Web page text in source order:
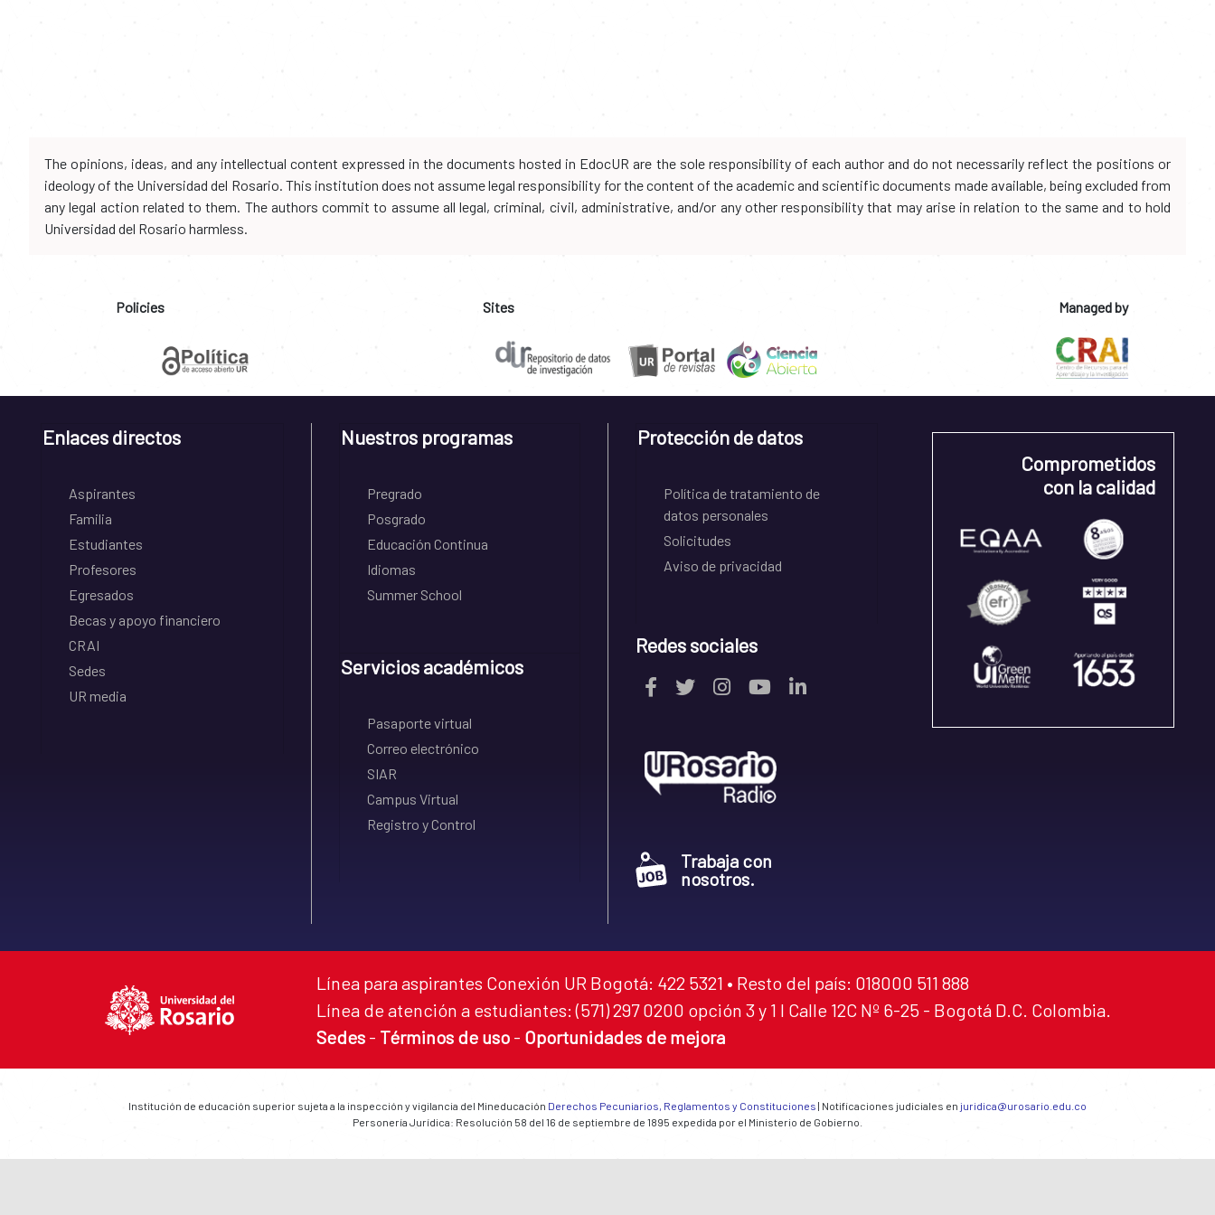
The opinions, ideas, and any intellectual content expressed in the documents hosted in EdocUR are the sole responsibility of each author and do not necessarily reflect the positions or
ideology of the Universidad del Rosario. This institution does not assume legal responsibility for the content of the academic and scientific documents made available, being excluded from
any legal action related to them. The authors commit to assume all legal, criminal, civil, administrative, and/or any other responsibility that may arise in relation to the same and to hold
Universidad del Rosario harmless.
Policies Sites Managed by
Enlaces directos
Aspirantes
Familia
Estudiantes
Profesores
Egresados
Becas y apoyo financiero
CRAI
Sedes
UR media
Nuestros programas
Pregrado
Posgrado
Educación Continua
Idiomas
Summer School
Servicios académicos
Pasaporte virtual
Correo electrónico
SIAR
Campus Virtual
Registro y Control
Protección de datos
Política de tratamiento de
datos personales
Solicitudes
Aviso de privacidad
Redes sociales
Trabaja con
nosotros.
Comprometidos
con la calidad
Línea para aspirantes Conexión UR Bogotá: 422 5321 • Resto del país: 018000 511 888
Línea de atención a estudiantes: (571) 297 0200 opción 3 y 1 I Calle 12C Nº 6-25 - Bogotá D.C. Colombia.
Sedes - Términos de uso - Oportunidades de mejora
Institución de educación superior sujeta a la inspección y vigilancia del Mineducación Derechos Pecuniarios, Reglamentos y Constituciones | Notificaciones judiciales en juridica@urosario.edu.co
Personería Jurídica: Resolución 58 del 16 de septiembre de 1895 expedida por el Ministerio de Gobierno.